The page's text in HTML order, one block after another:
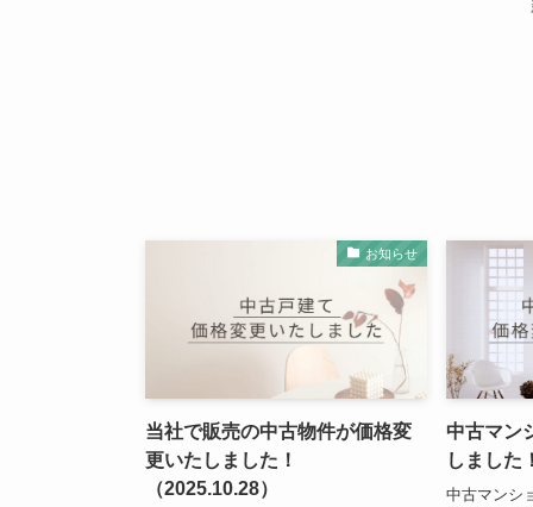
お知らせ
当社で販売の中古物件が価格変
更いたしました！
（2025.10.28）
中古マン
しました
中古マンシ